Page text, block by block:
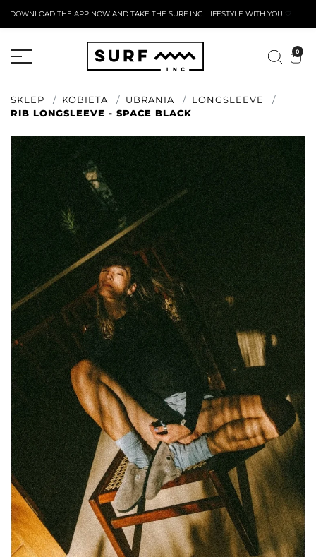
DOWNLOAD THE APP NOW AND TAKE THE SURF INC. LIFESTYLE WITH YOU 🤍
0
SKLEP KOBIETA UBRANIA
LONGSLEEVE
RIB LONGSLEEVE - SPACE BLACK
AKTYWNY FORMULARZ ZWROTU